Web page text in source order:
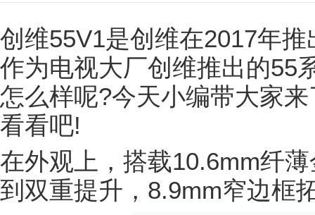
创维55V1是创维在2017年
作为电视大厂创维推出的55
怎么样呢?今天小编带大家
看看吧!
在外观上，搭载10.6mm纤
到双重提升，8.9mm窄边框